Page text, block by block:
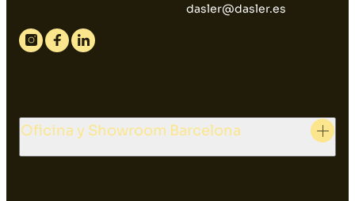
dasler@dasler.es
Instagram
FacebookLinkedin
Oficina y Showroom Barcelona